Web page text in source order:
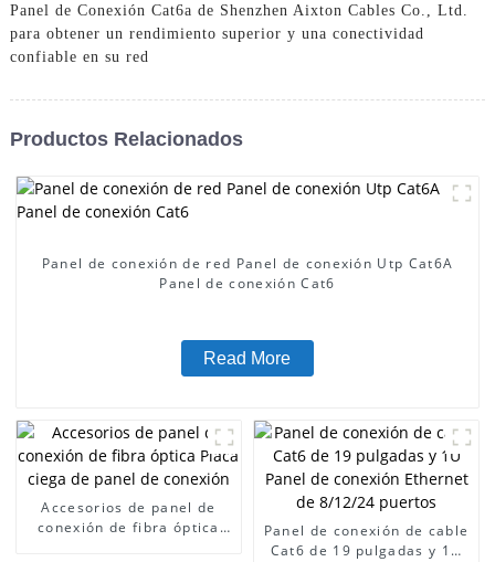
Panel de Conexión Cat6a de Shenzhen Aixton Cables Co., Ltd.
para obtener un rendimiento superior y una conectividad
confiable en su red
Productos Relacionados
Panel de conexión de red Panel de conexión Utp Cat6A
Panel de conexión Cat6
Read More
Accesorios de panel de
conexión de fibra óptica
Panel de conexión de cable
Cat6 de 19 pulgadas y 1U